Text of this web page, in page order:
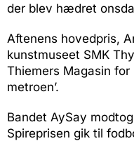
der blev hædret
Aftenens hovedpris,
kunstmuseet SMK
Thiemers Magasin
metroen’.
Bandet AySay
Spireprisen gik til